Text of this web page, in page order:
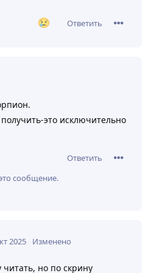
Ответить
это исключительно
Ответить
сообщение.
2025 Изменено
читать, но по скрину